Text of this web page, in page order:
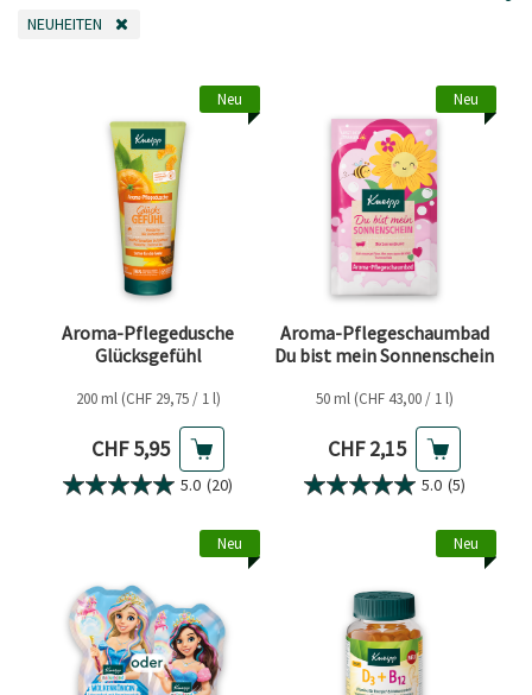
NEUHEITEN
Neu
Aroma-Pflegedusche
Glücksgefühl
200 ml (CHF 29,75 / 1 l)
Aktueller Preis
CHF 5,95
5.0 (20)
Neu
Aroma-Pflegeschaumbad
Du bist mein Sonnenschein
50 ml (CHF 43,00 / 1 l)
Aktueller Preis
CHF 2,15
5.0 (5)
Neu Neu